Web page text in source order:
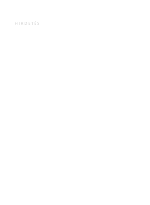
HIRDETÉS